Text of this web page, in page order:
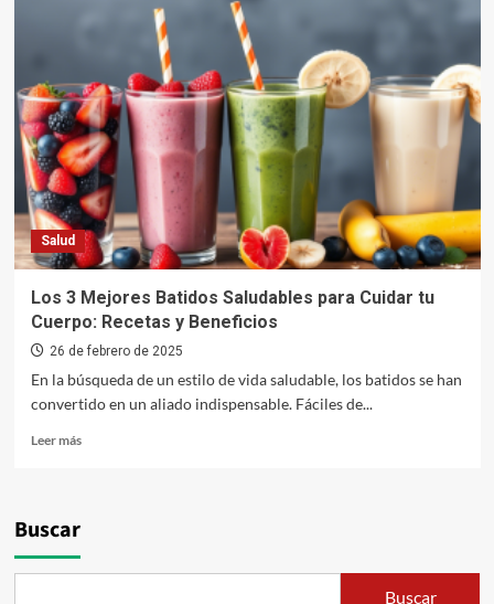
Salud
Los 3 Mejores Batidos Saludables para Cuidar tu
Cuerpo: Recetas y Beneficios
26 de febrero de 2025
En la búsqueda de un estilo de vida saludable, los batidos se han
convertido en un aliado indispensable. Fáciles de...
Leer másLeer
Batidos
Buscar
Buscar